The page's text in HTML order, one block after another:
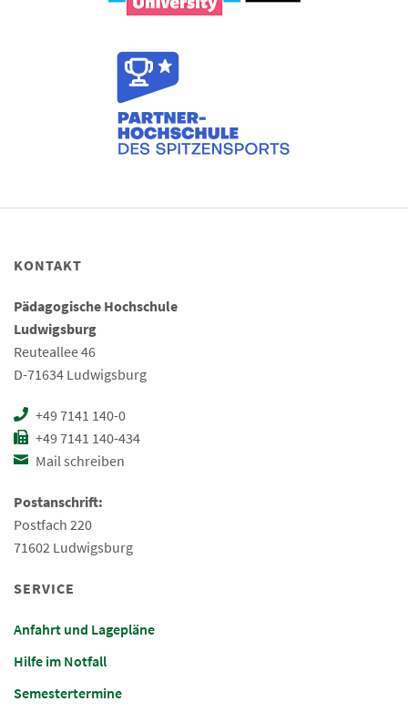
KONTAKT
Pädagogische Hochschule
Ludwigsburg
Reuteallee 46
D-71634 Ludwigsburg
+49 7141 140-0
+49 7141 140-434
Mail schreiben
Postanschrift:
Postfach 220
71602 Ludwigsburg
SERVICE
Anfahrt und Lagepläne
Hilfe im Notfall
Semestertermine